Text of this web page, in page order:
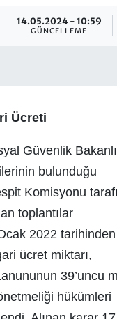
14.05.2024 - 10:59
GÜNCELLEME
Ücreti
Güvenlik
bulunduğu
Komisyonu
toplantılar
2022
ücret miktarı,
39’uncu
hükümleri
Haberleri